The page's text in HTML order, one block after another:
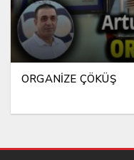
ORGANİZE ÇÖKÜŞ